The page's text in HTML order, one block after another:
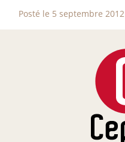
Posté le 5 septembre 2012